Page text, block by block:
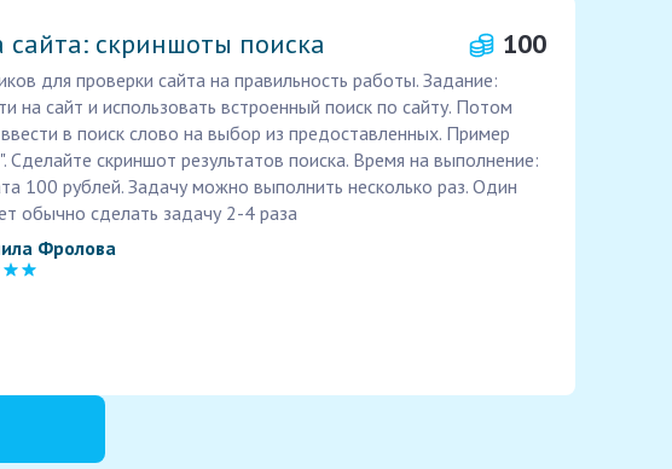
сайта: скриншоты поиска 100
для проверки сайта на правильность работы. Задание:
на сайт и использовать встроенный поиск по сайту. Потом
в поиск слово на выбор из предоставленных. Пример
Сделайте скриншот результатов поиска. Время на выполнение:
100 рублей. Задачу можно выполнить несколько раз. Один
обычно сделать задачу 2-4 раза
Фролова